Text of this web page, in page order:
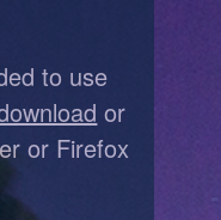
to use
or
or Firefox